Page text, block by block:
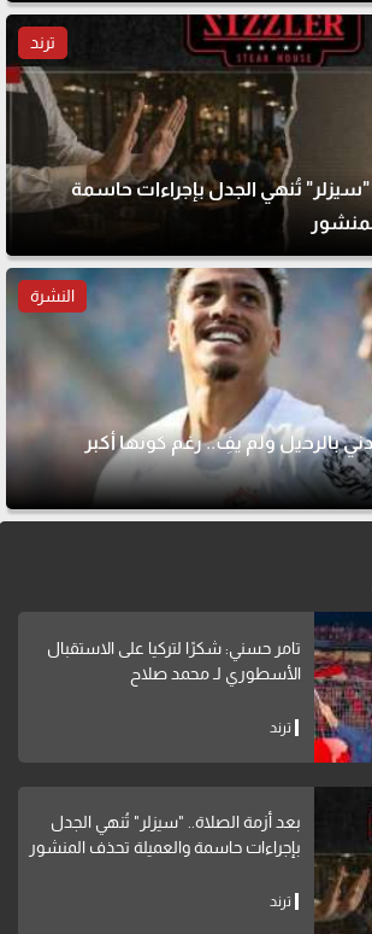
ترند
"سيزلر" تُنهي الجدل بإجراءات حاسمة
النشرة
بالرحيل ولم يفِ.. رغم كونها أكبر
تامر حسني: شكرًا لتركيا على الاستقبال
الأسطوري لـ محمد صلاح
ترند
بعد أزمة الصلاة.. "سيزلر" تُنهي الجدل
بإجراءات حاسمة والعميلة تحذف المنشور
ترند